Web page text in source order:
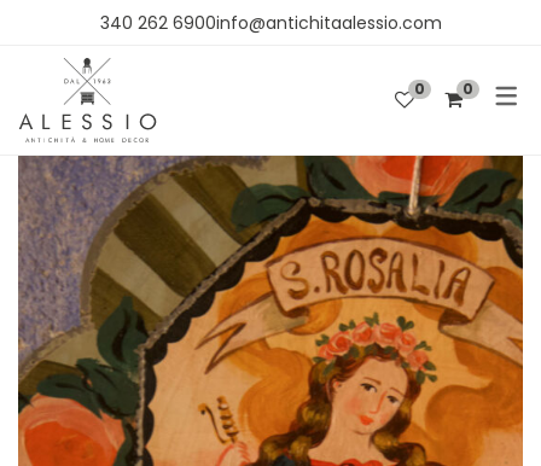
SHOP
OGGETTISTICA
ARREDO
TESSUTI E CARTA DA PARATI
340 262 6900info@antichitaalessio.com
0 0